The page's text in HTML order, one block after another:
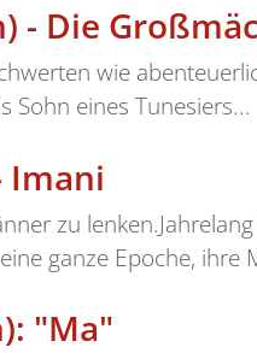
- Die
wie
eines Tunesiers...
Imani
zu
ganze Epoche, ihre
"Ma"